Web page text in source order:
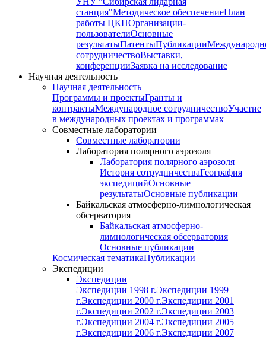
станция"Методическое обеспечениеПлан
работы ЦКПОрганизации-
пользователиОсновные
результатыПатентыПубликации
сотрудничествоВыставки,
конференцииЗаявка на исследование
Научная деятельность
Научная деятельность
Программы и проектыГранты и
контрактыМеждународное сотрудничествоУчастие
в международных проектах и программах
Совместные лаборатории
Совместные лаборатории
Лаборатория полярного аэрозоля
Лаборатория полярного аэрозоля
История сотрудничестваГеография
экспедицийОсновные
результатыОсновные публикации
Байкальская атмосферно-лимнологическая
обсерватория
Байкальская атмосферно-
лимнологическая обсерватория
Основные публикации
Космическая тематикаПубликации
Экспедиции
Экспедиции
Экспедиции 1998 г.Экспедиции 1999
г.Экспедиции 2000 г.Экспедиции 2001
г.Экспедиции 2002 г.Экспедиции 2003
г.Экспедиции 2004 г.Экспедиции 2005
г.Экспедиции 2006 г.Экспедиции 2007